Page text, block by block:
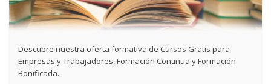
Descubre nuestra oferta formativa de Cursos Gratis para
Empresas y Trabajadores, Formación Continua y Formación
Bonificada.